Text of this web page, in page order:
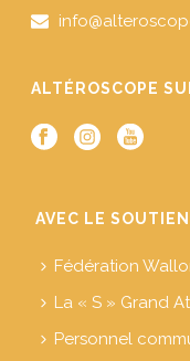
ALTÉROSCOPE
AVEC LE
Fédération
La « S » Grand
Personnel